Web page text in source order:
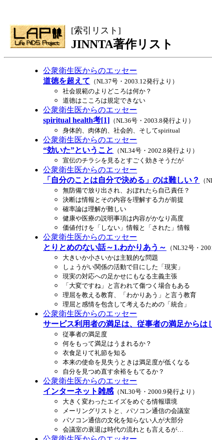
[索引リスト]
JINNTA著作リスト
公衆衛生医からのエッセー
道徳を超えて （NL37号・2003.12発行より）
社会規範のよりどころは何か？
道徳はこころは規定できない
公衆衛生医からのエッセー
spiritual health考[1] （NL36号・2003.8発行より）
身体的、肉体的、社会的、そしてspiritual
公衆衛生医からのエッセー
“効いた”ということ
（NL34号・2002.8発行より）
宣伝のチラシを見るとすごく効きそうだが
公衆衛生医からのエッセー
「自分のことは自分で決める」のは難しい？
（
無防備で放り出され、おぼれたら自己責任？
決断は情報とその内容を理解する力が前提
確率論は理解が難しい
健康や医療の説明事項は内容がかなり高度
価値付けを「しない」情報と「された」情報
公衆衛生医からのエッセー
とりとめのない話～1.わかりあう～
（NL32号・
大きいか小さいかは主観的な問題
しょうがい関係の活動で目にした「現実」
現実の対応への足かせにもなる主義主張
「大変ですね」と言われて傷つく場合もある
理屈を教える教育、「わかりあう」と言う教育
理屈と感情を包含して考えるための「統合」
公衆衛生医からのエッセー
サービス利用者の満足は、従事者の満足からは
従事者の満足度
何をもって満足はうまれるか？
衣食足りて礼節を知る
本来の使命を見失うときは満足度が低くなる
自分を見つめ直す余裕をもてるか？
公衆衛生医からのエッセー
インターネット雑感（NL30号・2000.9発行より）
大きく変わったエイズをめぐる情報環境
メーリングリストと、パソコン通信の会議室
パソコン通信の文化を知らない人が大部分
会議室の衰退は時代の流れとも言えるが…